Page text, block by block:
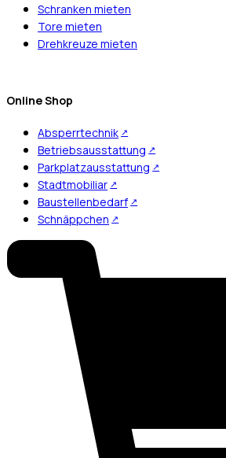
Schranken mieten
Tore mieten
Drehkreuze mieten
Online Shop
Absperrtechnik
Betriebsausstattung
Parkplatzausstattung
Stadtmobiliar
Baustellenbedarf
Schnäppchen